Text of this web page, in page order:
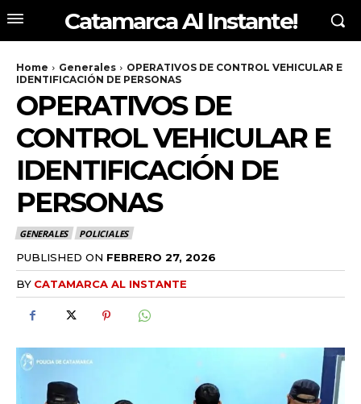
Catamarca Al Instante!
Home Generales
OPERATIVOS DE CONTROL VEHICULAR E
IDENTIFICACIÓN DE PERSONAS
OPERATIVOS DE
CONTROL VEHICULAR E
IDENTIFICACIÓN DE
PERSONAS
GENERALES POLICIALES
PUBLISHED ON FEBRERO 27, 2026
BY CATAMARCA AL INSTANTE